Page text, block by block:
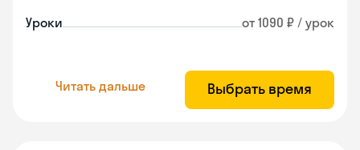
Уроки от 1090 ₽ / урок
Читать дальше Выбрать время